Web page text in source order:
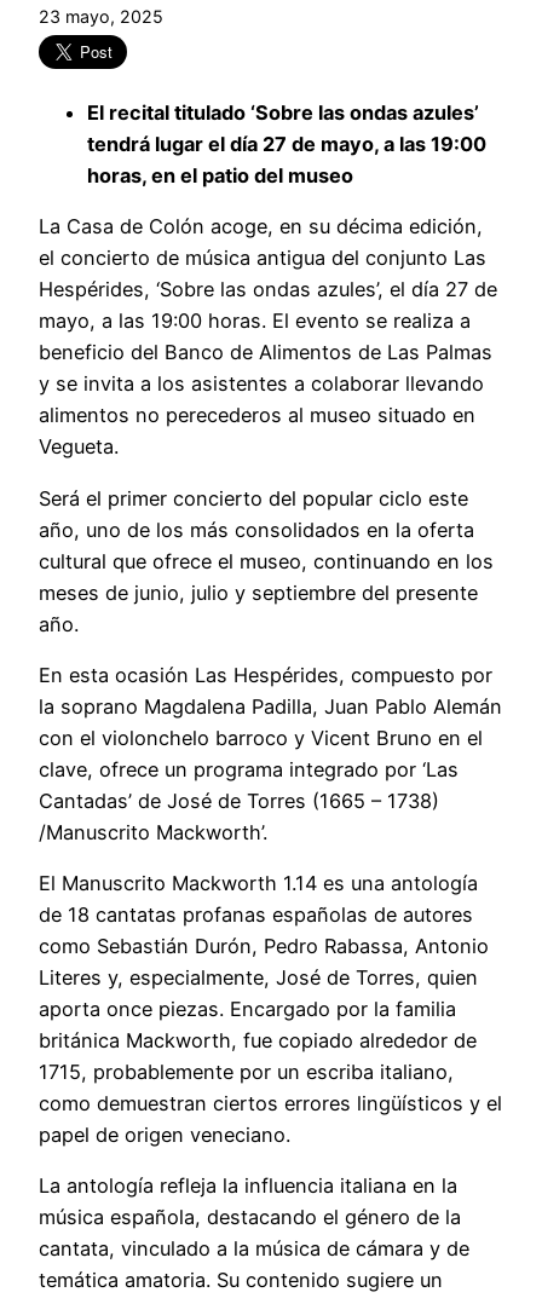
23 mayo, 2025
El recital titulado ‘Sobre las ondas azules’
tendrá lugar el día 27 de mayo, a las 19:00
horas, en el patio del museo
La Casa de Colón acoge, en su décima edición,
el concierto de música antigua del conjunto Las
Hespérides, ‘Sobre las ondas azules’, el día 27 de
mayo, a las 19:00 horas. El evento se realiza a
beneficio del Banco de Alimentos de Las Palmas
y se invita a los asistentes a colaborar llevando
alimentos no perecederos al museo situado en
Vegueta.
Será el primer concierto del popular ciclo este
año, uno de los más consolidados en la oferta
cultural que ofrece el museo, continuando en los
meses de junio, julio y septiembre del presente
año.
En esta ocasión Las Hespérides, compuesto por
la soprano Magdalena Padilla, Juan Pablo Alemán
con el violonchelo barroco y Vicent Bruno en el
clave, ofrece un programa integrado por ‘Las
Cantadas’ de José de Torres (1665 – 1738)
/Manuscrito Mackworth’.
El Manuscrito Mackworth 1.14 es una antología
de 18 cantatas profanas españolas de autores
como Sebastián Durón, Pedro Rabassa, Antonio
Literes y, especialmente, José de Torres, quien
aporta once piezas. Encargado por la familia
británica Mackworth, fue copiado alrededor de
1715, probablemente por un escriba italiano,
como demuestran ciertos errores lingüísticos y el
papel de origen veneciano.
La antología refleja la influencia italiana en la
música española, destacando el género de la
cantata, vinculado a la música de cámara y de
temática amatoria. Su contenido sugiere un